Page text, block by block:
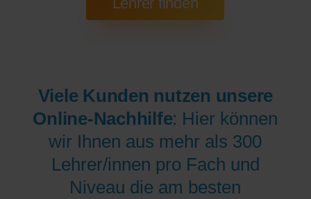
Viele Kunden nutzen unsere
Online-Nachhilfe: Hier können
wir Ihnen aus mehr als 300
Lehrer/innen pro Fach und
Niveau die am besten